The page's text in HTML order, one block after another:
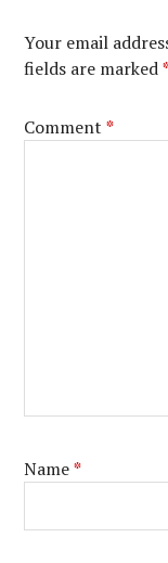
Your email
fields are marked
Comment*
Name*